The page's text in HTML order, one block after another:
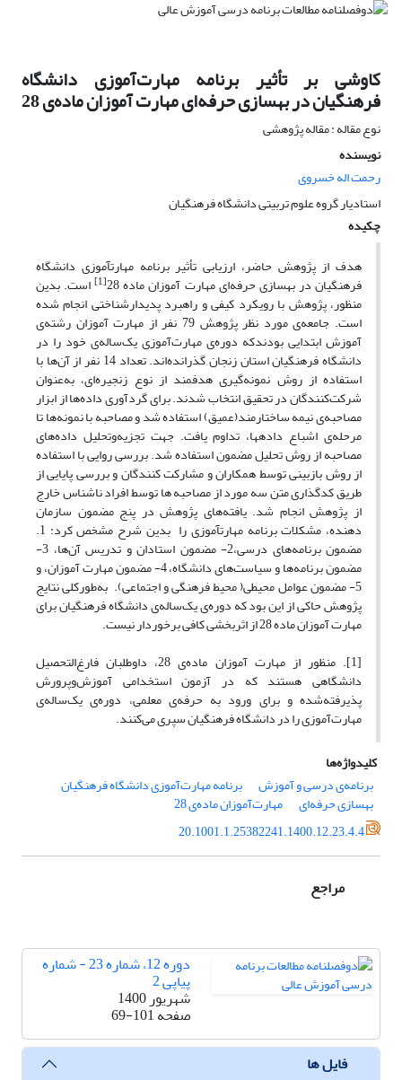
کاوشی بر تأثیر برنامه مهارت‌آموزی دانشگاه
فرهنگیان در بهسازی حرفه‌ای مهارت آموزان ماده‌ی 28
نوع مقاله : مقاله پژوهشی
نویسنده
رحمت اله خسروی
استادیار گروه علوم تربیتی دانشگاه فرهنگیان
چکیده
هدف از پژوهش حاضر، ارزیابی تأثیر برنامه مهارت­آموزی دانشگاه
فرهنگیان در بهسازی حرفه‌ای مهارت آموزان ماده 28 [1] است. بدین
منظور، پژوهش با رویکرد کیفی و راهبرد پدیدارشناختی انجام شده
است. جامعه‌ی مورد نظر پژوهش 79 نفر از مهارت ‌آموزان رشته‌ی
آموزش ابتدایی بودندکه دوره‌ی مهارت‌آموزی یک‌ساله‌ی خود را در
دانشگاه فرهنگیان استان زنجان گذرانده‌اند. تعداد 14 نفر از آن‌ها با
استفاده از روش نمونه‌گیری هدفمند از نوع زنجیره‌ای، به‌عنوان
شرکت‌کنندگان در تحقیق انتخاب شدند. برای گردآوری داده‌ها از ابزار
مصاحبه‌ی نیمه ساختارمند(عمیق) استفاده شد و مصاحبه با نمونه‌ها تا
مرحله‌ی اشباع داده­ها، تداوم یافت. جهت تجزیه‌وتحلیل داده‌های
مصاحبه از روش تحلیل مضمون استفاده شد. بررسی روایی با استفاده
از روش بازبینی توسط همکاران و مشارکت کنندگان و بررسی پایایی از
طریق کدگذاری متن سه مورد از مصاحبه ها توسط افراد ناشناس خارج
از پژوهش انجام شد. یافته‌های پژوهش در پنج مضمون سازمان
دهنده، مشکلات برنامه مهارت­آموزی را بدین شرح مشخص کرد: 1.
مضمون برنامه‌های درسی،2- مضمون استادان و تدریس آن‌ها، 3-
مضمون برنامه‌ها و سیاست‌های دانشگاه، 4- مضمون مهارت آموزان، و
5- مضمون عوامل محیطی( محیط فرهنگی و اجتماعی). به‌طورکلی نتایج
پژوهش حاکی از این بود که دوره‌ی یک‌ساله‌ی دانشگاه فرهنگیان برای
مهارت آموزان ماده 28 از اثربخشی کافی برخوردار نیست.
[1]. منظور از مهارت آموزان ماده‌ی 28، داوطلبان فارغ‌التحصیل
دانشگاهی هستند که در آزمون استخدامی آموزش‌وپرورش
پذیرفته‌شده و برای ورود به حرفه‌ی معلمی، دوره‌ی یک‌ساله‌ی
مهارت‌آموزی را در دانشگاه فرهنگیان سپری می‌کنند.
کلیدواژه‌ها
برنامه‌ی درسی و آموزش
برنامه مهارت‌آموزی دانشگاه فرهنگیان
بهسازی حرفه‌ای
مهارت‌آموزان ماده‌ی 28
20.1001.1.25382241.1400.12.23.4.4
مراجع
دوره 12، شماره 23 - شماره
پیاپی 2
شهریور 1400
صفحه69-101
فایل ها